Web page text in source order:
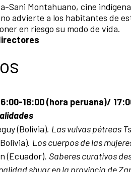
Sani Montahuano, cine
advierte a los habitantes de
en riesgo su modo de vida.
18:00 (hora peruana)/
(Bolivia). Las vulvas pétreas
Los cuerpos de las
(Ecuador). Saberes curativos
shuar en la provincia de